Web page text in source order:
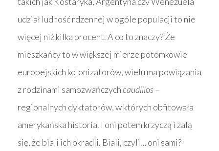
udział ludność rdzennej w ogóle populacji to nie
więcej niż kilka procent. A co to znaczy? Że
mieszkańcy to w większej mierze potomkowie
europejskich kolonizatorów, wielu ma powiązania
z rodzinami samozwańczychcaudillos–
regionalnych dyktatorów, w których obfitowała
amerykańska historia. I oni potem krzyczą i żalą
się, że biali ich okradli. Biali, czyli… oni sami?